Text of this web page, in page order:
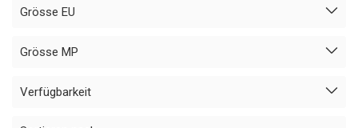
Grösse EU
Grösse MP
Verfügbarkeit